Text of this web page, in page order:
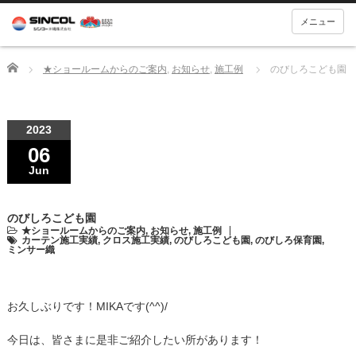
メニュー
Home ★ショールームからのご案内, お知らせ, 施工例 のびしろこども園
2023
06
Jun
のびしろこども園
★ショールームからのご案内, お知らせ, 施工例
カーテン施工実績, クロス施工実績, のびしろこども園, のびしろ保育園,
ミンサー織
お久しぶりです！MIKAです(^^)/
今日は、皆さまに是非ご紹介したい所があります！